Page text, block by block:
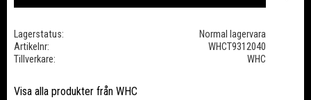
Lagerstatus
Normal lagervara
Artikelnr
WHCT9312040
Tillverkare
WHC
Visa alla produkter från WHC